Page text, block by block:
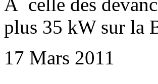
plus 35 kW sur la
17 Mars 2011